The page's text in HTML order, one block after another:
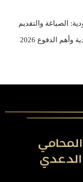
الصياغة والتقديم
الدفوع 2026